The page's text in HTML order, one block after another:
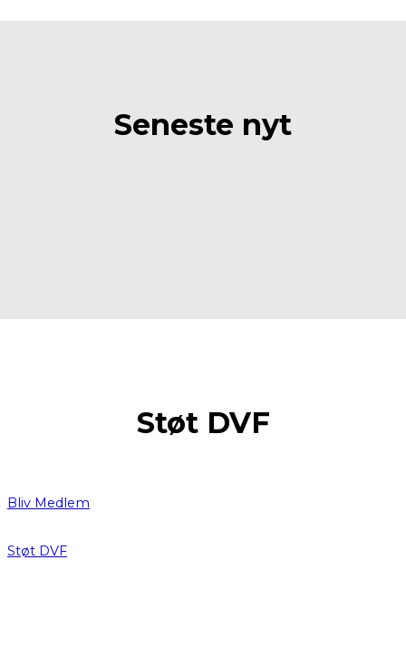
Seneste nyt
Støt DVF
Bliv Medlem
Støt DVF